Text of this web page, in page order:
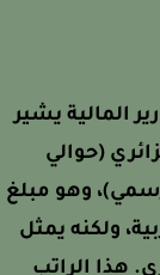
المالية يشير
دينار جزائري (حوالي
وهو مبلغ
ولكنه يمثل
الراتب